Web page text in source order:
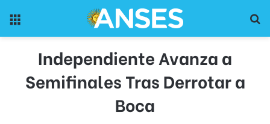
Independiente Avanza a
Semifinales Tras Derrotar a
Boca